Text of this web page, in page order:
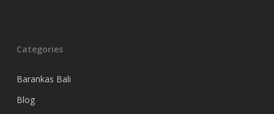
Categories
Barankas Bali
Blog